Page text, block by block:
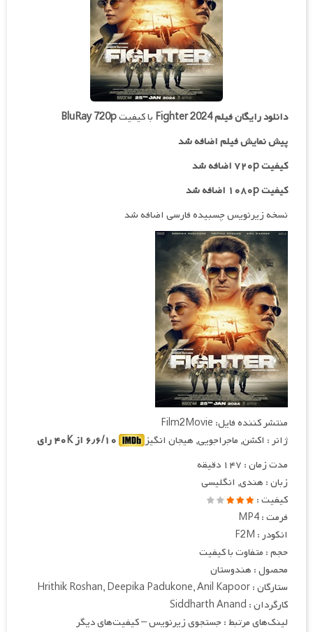
دانلود رایگان فیلمFighter 2024 با کیفیتBluRay 720p
پیش نمایش فیلم اضافه شد
کیفیت ۷۲۰p اضافه شد
کیفیت ۱۰۸۰p اضافه شد
نسخه زیرنویس چسبیده فارسی اضافه شد
منتشر کننده فایل: Film2Movie
ژانر : اکشن, ماجراجویی, هیجان انگیز
مدت زمان : ۱۴۷ دقیقه
زبان : هندی, انگلیسی
کیفیت :
فرمت : MP4
انکودر : F2M
حجم : متفاوت با کیفیت
محصول : هندوستان
ستارگان : Hrithik Roshan, Deepika Padukone, Anil Kapoor
کارگردان : Siddharth Anand
لینک‌های مرتبط : جستجوی زیرنویس – کیفیت‌های دیگر